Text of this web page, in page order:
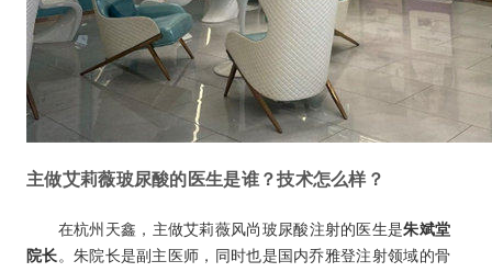
主做艾莉薇玻尿酸的医生是谁？技术怎么样？
在杭州天鑫，主做艾莉薇风尚玻尿酸注射的医生是朱斌堂
院长。朱院长是副主医师，同时也是国内乔雅登注射领域的骨